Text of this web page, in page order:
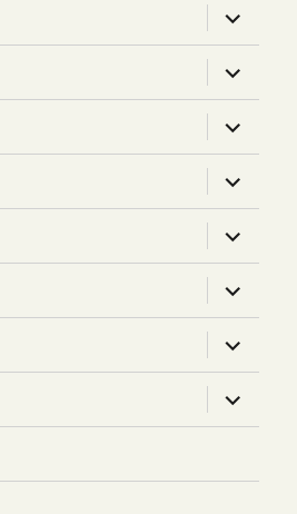
expand
child
menu
expand
child
menu
expand
child
menu
expand
child
menu
expand
child
menu
expand
child
menu
expand
child
menu
expand
child
menu